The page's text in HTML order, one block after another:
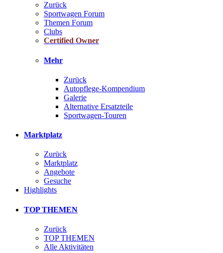
Zurück
Sportwagen Forum
Themen Forum
Clubs
Certified Owner
Mehr
Zurück
Autopflege-Kompendium
Galerie
Alternative Ersatzteile
Sportwagen-Touren
Marktplatz
Zurück
Marktplatz
Angebote
Gesuche
Highlights
TOP THEMEN
Zurück
TOP THEMEN
Alle Aktivitäten